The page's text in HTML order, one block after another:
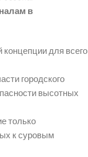
в
концепции для всего
городского
высотных
только
к суровым